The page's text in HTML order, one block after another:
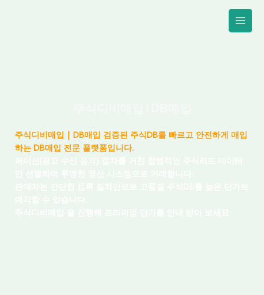
주식디비매입 | DB매입 검증된 주식DB를 빠르고 안전하게 매입
하는 DB매입 전문 플랫폼입니다.